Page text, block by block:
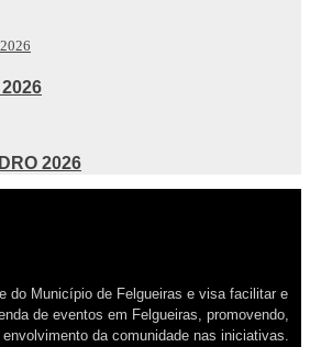
2026
do Município de Felgueiras e visa facilitar e
de eventos em Felgueiras, promovendo,
da comunidade nas iniciativas.